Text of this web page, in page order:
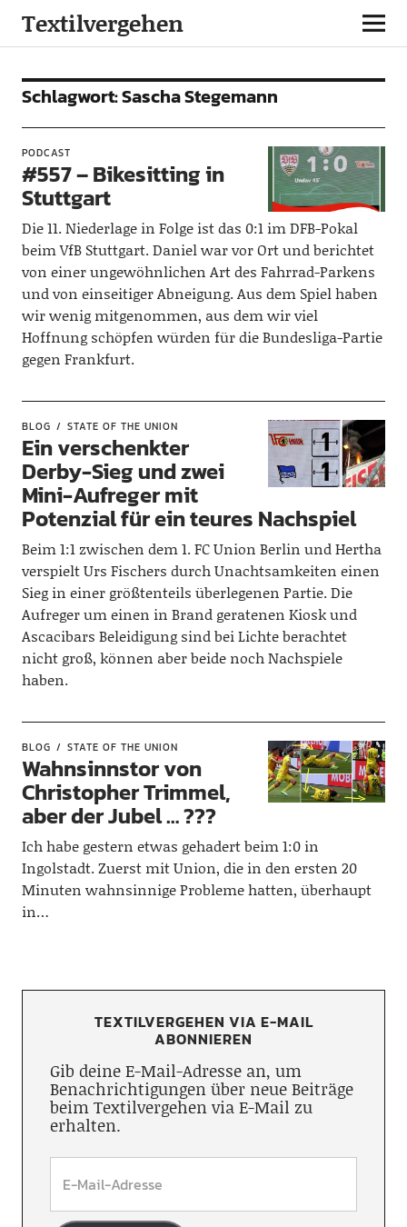
Textilvergehen
Schlagwort:Sascha Stegemann
PODCAST
#557 – Bikesitting in
Stuttgart
Die 11. Niederlage in Folge ist das 0:1 im DFB-Pokal
beim VfB Stuttgart. Daniel war vor Ort und berichtet
von einer ungewöhnlichen Art des Fahrrad-Parkens
und von einseitiger Abneigung. Aus dem Spiel haben
wir wenig mitgenommen, aus dem wir viel
Hoffnung schöpfen würden für die Bundesliga-Partie
gegen Frankfurt.
BLOG STATE OF THE UNION
Ein verschenkter
Derby-Sieg und zwei
Mini-Aufreger mit
Potenzial für ein teures Nachspiel
Beim 1:1 zwischen dem 1. FC Union Berlin und Hertha
verspielt Urs Fischers durch Unachtsamkeiten einen
Sieg in einer größtenteils überlegenen Partie. Die
Aufreger um einen in Brand geratenen Kiosk und
Ascacibars Beleidigung sind bei Lichte berachtet
nicht groß, können aber beide noch Nachspiele
haben.
BLOG STATE OF THE UNION
Wahnsinnstor von
Christopher Trimmel,
aber der Jubel … ???
Ich habe gestern etwas gehadert beim 1:0 in
Ingolstadt. Zuerst mit Union, die in den ersten 20
Minuten wahnsinnige Probleme hatten, überhaupt
in…
TEXTILVERGEHEN VIA E-MAIL
ABONNIEREN
Gib deine E-Mail-Adresse an, um
Benachrichtigungen über neue Beiträge
beim Textilvergehen via E-Mail zu
erhalten.